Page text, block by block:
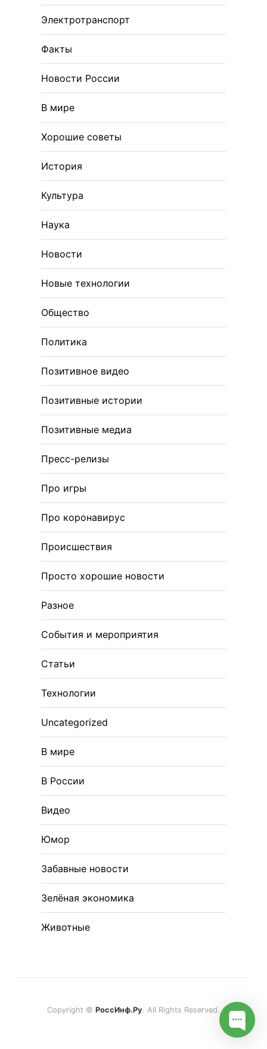
Электротранспорт
Факты
Новости России
В мире
Хорошие советы
История
Культура
Наука
Новости
Новые технологии
Общество
Политика
Позитивное видео
Позитивные истории
Позитивные медиа
Пресс-релизы
Про игры
Про коронавирус
Происшествия
Просто хорошие новости
Разное
События и мероприятия
Статьи
Технологии
Uncategorized
В мире
В России
Видео
Юмор
Забавные новости
Зелёная экономика
Животные
Copyright © РоссИнф.Ру. All Rights Reserved.